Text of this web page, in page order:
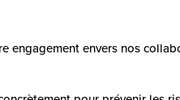
engagement envers nos